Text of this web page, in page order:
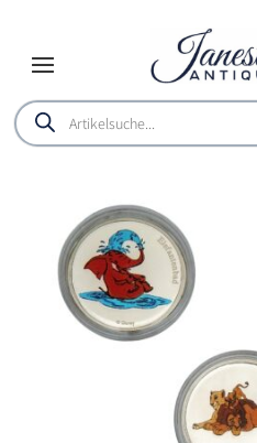
Products
search